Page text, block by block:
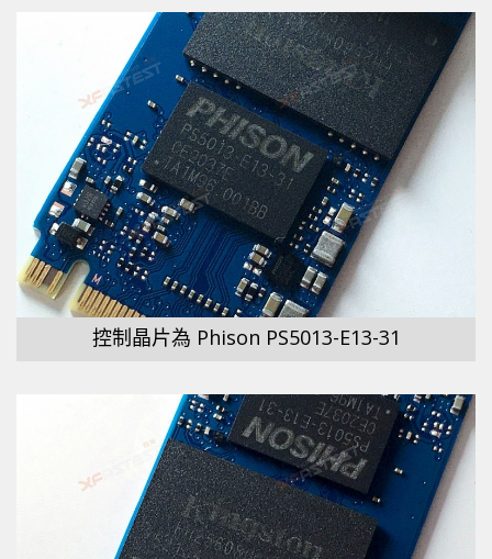
控制晶片為 Phison PS5013-E13-31